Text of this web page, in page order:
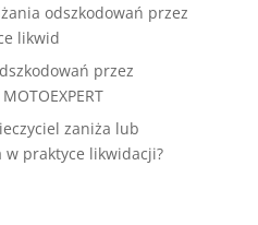
odszkodowań przez
likwid
przez
zaniża lub
praktyce likwidacji?